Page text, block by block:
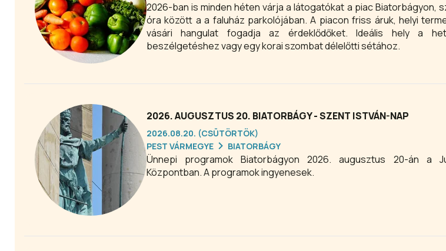
2026-ban is minden héten várja a látogatókat a piac Biatorbágyon,
óra között a a faluház parkolójában. A piacon friss áruk, helyi
vásári hangulat fogadja az érdeklődőket. Ideális hely a
beszélgetéshez vagy egy korai szombat délelőtti sétához.
2026. AUGUSZTUS 20. BIATORBÁGY - SZENT ISTVÁN-NAP
2026.08.20. (CSÜTÖRTÖK)
PEST VÁRMEGYE
BIATORBÁGY
Ünnepi programok Biatorbágyon 2026. augusztus 20-án a
Központban. A programok ingyenesek.